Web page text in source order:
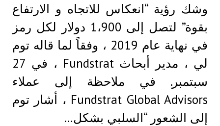
وشك رؤية “انعكاس للاتجاه و الارتفاع
بقوة” لتصل إلى 1،900 دولار لكل رمز
في نهاية عام 2019 ، وفقاً لما قاله توم
لي ، مدير أبحاث Fundstrat ، في 27
سبتمبر. في ملاحظة إلى عملاء
Fundstrat Global Advisors ، أشار توم
إلى الشعور “السلبي بشكل…